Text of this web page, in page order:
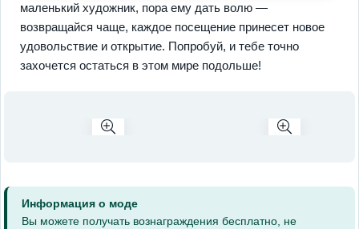
маленький художник, пора ему дать волю —
возвращайся чаще, каждое посещение принесет новое
удовольствие и открытие. Попробуй, и тебе точно
захочется остаться в этом мире подольше!
Информация о моде
Вы можете получать вознаграждения бесплатно, не